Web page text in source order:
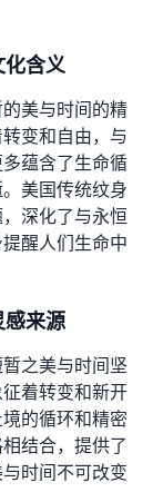
含义
美与时间的精
变和自由，与
蕴含了生命循
美国传统纹身
深化了与永恒
醒人们生命中
感来源
之美与时间坚
着转变和新开
的循环和精密
结合，提供了
时间不可改变